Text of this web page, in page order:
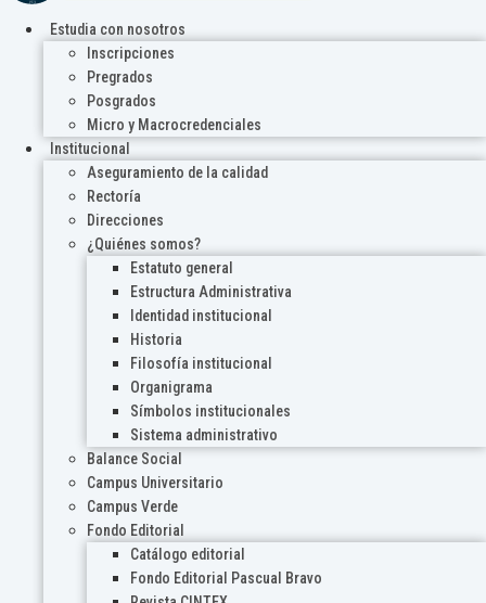
Estudia con nosotros
Inscripciones
Pregrados
Posgrados
Micro y Macrocredenciales
Institucional
Aseguramiento de la calidad
Rectoría
Direcciones
¿Quiénes somos?
Estatuto general
Estructura Administrativa
Identidad institucional
Historia
Filosofía institucional
Organigrama
Símbolos institucionales
Sistema administrativo
Balance Social
Campus Universitario
Campus Verde
Fondo Editorial
Catálogo editorial
Fondo Editorial Pascual Bravo